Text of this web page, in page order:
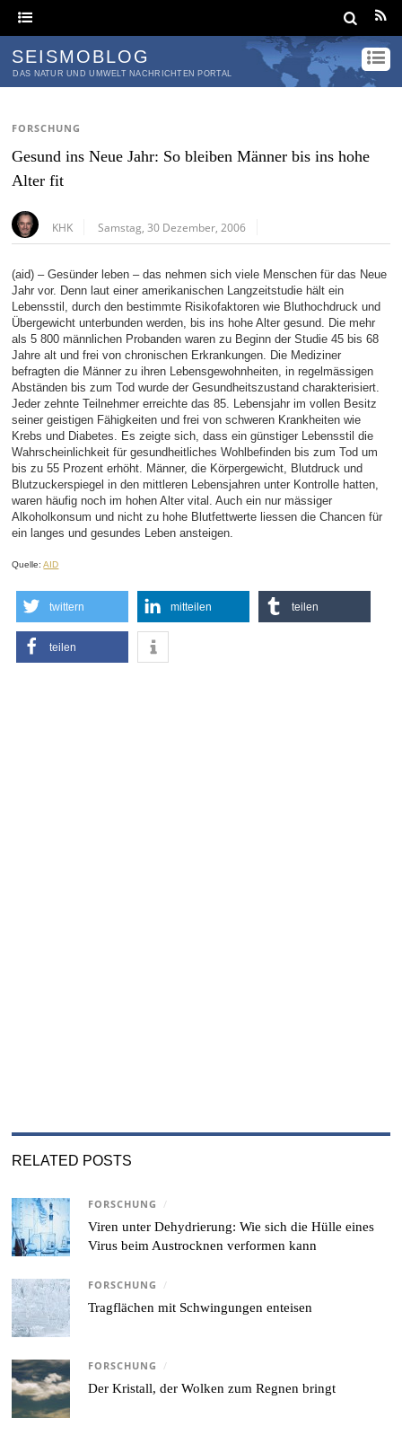
SEISMOBLOG
DAS NATUR UND UMWELT NACHRICHTEN PORTAL
FORSCHUNG
Gesund ins Neue Jahr: So bleiben Männer bis ins hohe
Alter fit
KHK Samstag, 30 Dezember, 2006
(aid) – Gesünder leben – das nehmen sich viele Menschen für das Neue
Jahr vor. Denn laut einer amerikanischen Langzeitstudie hält ein
Lebensstil, durch den bestimmte Risikofaktoren wie Bluthochdruck und
Übergewicht unterbunden werden, bis ins hohe Alter gesund. Die mehr
als 5 800 männlichen Probanden waren zu Beginn der Studie 45 bis 68
Jahre alt und frei von chronischen Erkrankungen. Die Mediziner
befragten die Männer zu ihren Lebensgewohnheiten, in regelmässigen
Abständen bis zum Tod wurde der Gesundheitszustand charakterisiert.
Jeder zehnte Teilnehmer erreichte das 85. Lebensjahr im vollen Besitz
seiner geistigen Fähigkeiten und frei von schweren Krankheiten wie
Krebs und Diabetes. Es zeigte sich, dass ein günstiger Lebensstil die
Wahrscheinlichkeit für gesundheitliches Wohlbefinden bis zum Tod um
bis zu 55 Prozent erhöht. Männer, die Körpergewicht, Blutdruck und
Blutzuckerspiegel in den mittleren Lebensjahren unter Kontrolle hatten,
waren häufig noch im hohen Alter vital. Auch ein nur mässiger
Alkoholkonsum und nicht zu hohe Blutfettwerte liessen die Chancen für
ein langes und gesundes Leben ansteigen.
Quelle:AID
twittern mitteilen teilen
teilen
RELATED POSTS
FORSCHUNG /
Viren unter Dehydrierung: Wie sich die Hülle eines
Virus beim Austrocknen verformen kann
FORSCHUNG /
Tragflächen mit Schwingungen enteisen
FORSCHUNG /
Der Kristall, der Wolken zum Regnen bringt